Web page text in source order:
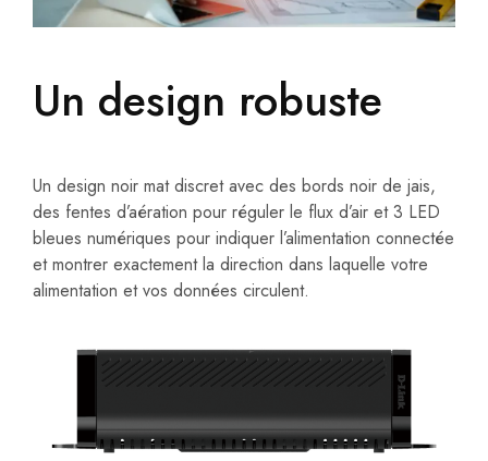
Un design robuste
Un design noir mat discret avec des bords noir de jais,
des fentes d’aération pour réguler le flux d’air et 3 LED
bleues numériques pour indiquer l’alimentation connectée
et montrer exactement la direction dans laquelle votre
alimentation et vos données circulent.